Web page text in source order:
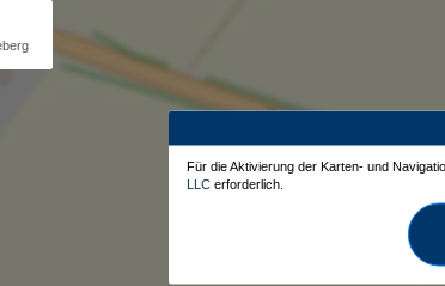
Für die Aktivierung der Karten- und
LLC erforderlich.